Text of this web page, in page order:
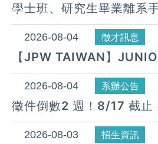
學士班、研究生畢業離系
UNDERGRADUATE
STUDENT PROCEDURE
GRADUATION &
2026-08-04 徵才訊息
【JPW TAIWAN】
DESIGN ENGINEER 招募
2026-08-04 系辦公告
徵件倒數2 週！8/17 截止
34 萬元，歡迎踴躍分享
六屆智慧製造與 AI 驅動創
2026-08-03 招生資訊